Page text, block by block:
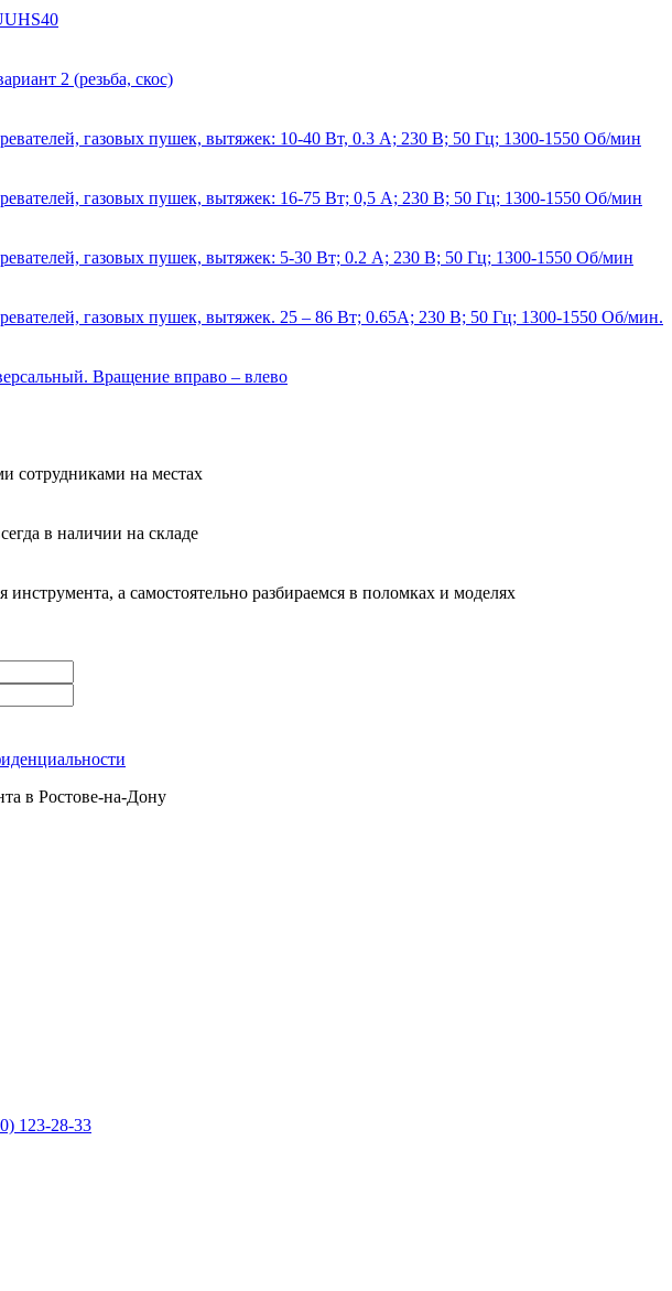
2 (резьба, скос)
газовых пушек, вытяжек: 10-40 Вт, 0.3 А; 230 В; 50 Гц; 1300-1550 Об/мин
газовых пушек, вытяжек: 16-75 Вт; 0,5 А; 230 В; 50 Гц; 1300-1550 Об/мин
газовых пушек, вытяжек: 5-30 Вт; 0.2 А; 230 В; 50 Гц; 1300-1550 Об/мин
газовых пушек, вытяжек. 25 – 86 Вт; 0.65А; 230 В; 50 Гц; 1300-1550 Об/мин.
Вращение вправо – влево
сотрудниками на местах
в наличии на складе
инструмента, а самостоятельно разбираемся в поломках и моделях
в Ростове-на-Дону
123-28-33